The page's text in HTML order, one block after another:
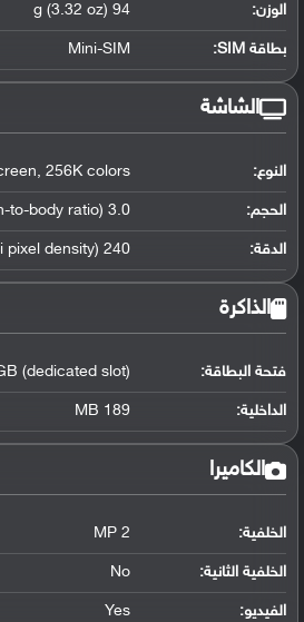
الوزن: 94 g (3.32 oz)
بطاقة SIM: Mini-SIM
الشاشة
النوع: 256K colors
الحجم: 3.0 inches (~44.3% screen-to-body ratio)
الدقة: 240 x 400 pixels (~155 ppi pixel density)
الذاكرة
فتحة البطاقة: (dedicated slot)
الداخلية: 189 MB
الكاميرا
الخلفية: 2 MP
الخلفية الثانية: No
الفيديو: Yes